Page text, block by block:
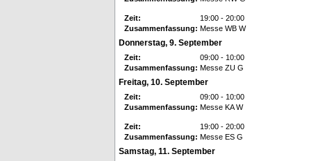
Zeit:
19:00 - 20:00
Zusammenfassung: Messe WB W
Donnerstag, 9. September
Zeit:
09:00 - 10:00
Zusammenfassung: Messe ZU G
Freitag, 10. September
Zeit:
09:00 - 10:00
Zusammenfassung: Messe KA W
Zeit:
19:00 - 20:00
Zusammenfassung: Messe ES G
Samstag, 11. September